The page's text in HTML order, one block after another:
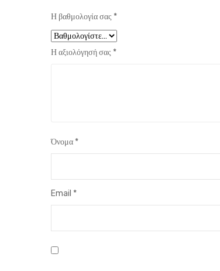
Η βαθμολογία σας *
Η αξιολόγησή σας *
Όνομα *
Email *